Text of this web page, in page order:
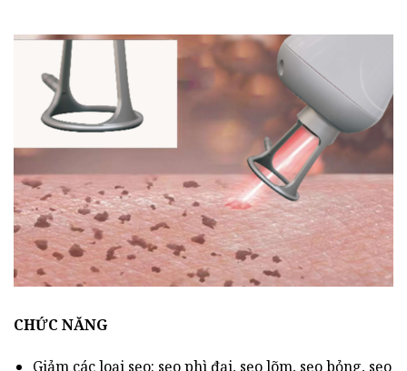
CHỨC NĂNG
Giảm các loại sẹo: sẹo phì đại, sẹo lõm, sẹo bỏng, sẹo